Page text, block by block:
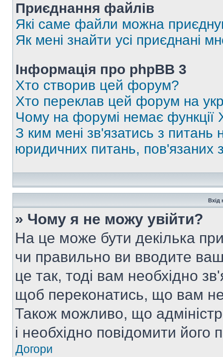
Приєднання файлів
Які саме файли можна
Як мені знайти усі приєднані
Інформація про phpBB 3
Хто створив цей форум?
Хто переклав цей форум на
Чому на форумі немає функції
З ким мені зв'язатись з питань
юридичних питань,
Вхід
» Чому я не можу увійти?
На це може бути декілька
чи правильно ви вводите
це так, тоді вам необхідно
щоб переконатись, що вам
Також можливо, що
і необхідно повідомити
Догори